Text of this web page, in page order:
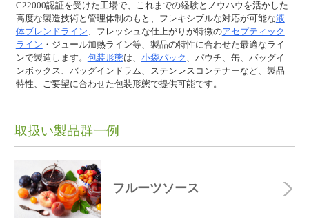
C22000認証を受けた工場で、これまでの経験とノウハウを活かした
高度な製造技術と管理体制のもと、フレキシブルな対応が可能な液
体ブレンドライン 、フレッシュな仕上がりが特徴のアセプティック
ライン ・ジュール加熱ライン等、製品の特性に合わせた最適なライ
ンで製造します。 包装形態は、 小袋パック
、パウチ、缶、バッグイ
ンボックス、バッグインドラム、ステンレスコンテナーなど、製品
特性、ご要望に合わせた包装形態で提供可能です。
取扱い製品群一例
フルーツソース